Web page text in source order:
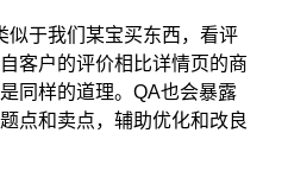
似于我们某宝买东西，看评
客户的评价相比详情页的商
同样的道理。QA也会暴露
点和卖点，辅助优化和改良